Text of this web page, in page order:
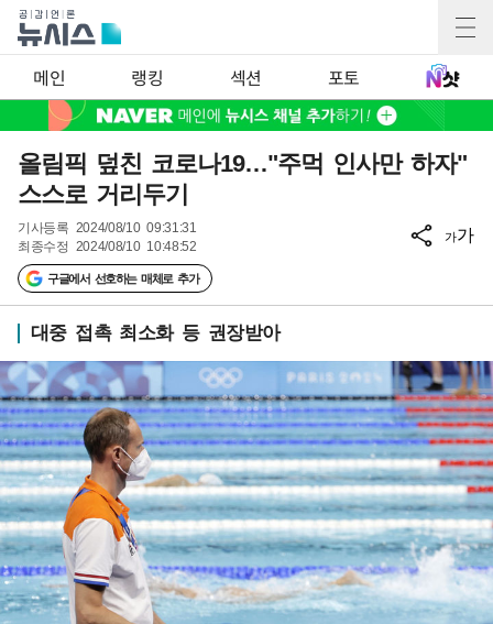
메인 랭킹 섹션 포토
올림픽 덮친 코로나19…"주먹 인사만 하자"
스스로 거리두기
기사등록 2024/08/10 09:31:31
최종수정 2024/08/10 10:48:52
구글에서 선호하는 매체로 추가
가가
대중 접촉 최소화 등 권장받아